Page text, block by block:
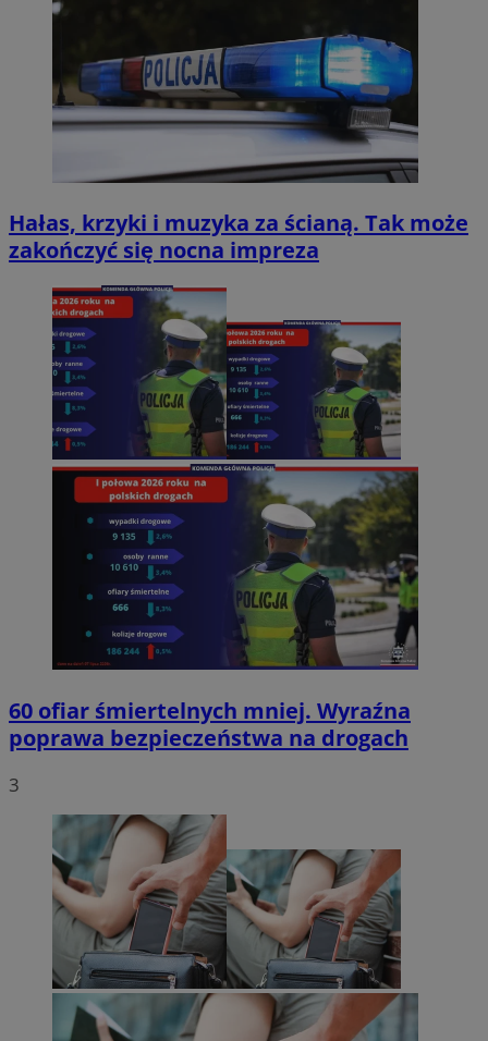
Hałas, krzyki i muzyka za ścianą. Tak może
zakończyć się nocna impreza
60 ofiar śmiertelnych mniej. Wyraźna
poprawa bezpieczeństwa na drogach
3